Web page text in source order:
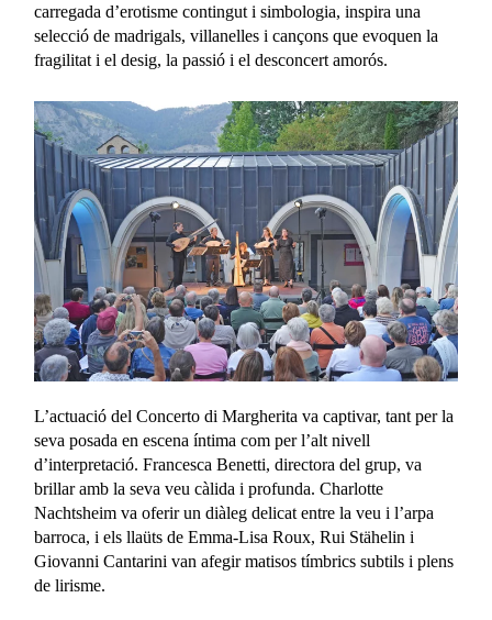
carregada d’erotisme contingut i simbologia, inspira una
selecció de madrigals, villanelles i cançons que evoquen la
fragilitat i el desig, la passió i el desconcert amorós.
L’actuació del Concerto di Margherita va captivar, tant per la
seva posada en escena íntima com per l’alt nivell
d’interpretació. Francesca Benetti, directora del grup, va
brillar amb la seva veu càlida i profunda. Charlotte
Nachtsheim va oferir un diàleg delicat entre la veu i l’arpa
barroca, i els llaüts de Emma-Lisa Roux, Rui Stähelin i
Giovanni Cantarini van afegir matisos tímbrics subtils i plens
de lirisme.